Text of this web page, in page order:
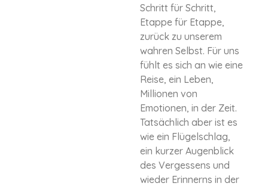
Schritt für Schritt,
Etappe für Etappe,
zurück zu unserem
wahren Selbst. Für uns
fühlt es sich an wie eine
Reise, ein Leben,
Millionen von
Emotionen, in der Zeit.
Tatsächlich aber ist es
wie ein Flügelschlag,
ein kurzer Augenblick
des Vergessens und
wieder Erinnerns in der